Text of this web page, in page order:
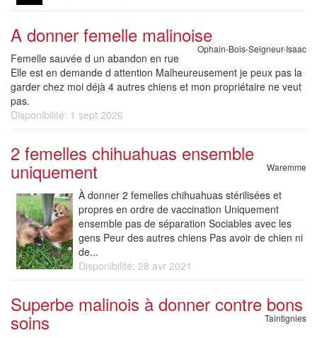
A donner femelle malinoise
Ophain-Bois-Seigneur-Isaac
Femelle sauvée d un abandon en rue
Elle est en demande d attention Malheureusement je peux pas la
garder chez moi déjà 4 autres chiens et mon propriétaire ne veut
pas.
Disponibilité: 1 sept 2026
2 femelles chihuahuas ensemble
uniquement Waremme
À donner 2 femelles chihuahuas stérilisées et
propres en ordre de vaccination Uniquement
ensemble pas de séparation Sociables avec les
gens Peur des autres chiens Pas avoir de chien ni
de...
Disponibilité: 28 avr 2021
Superbe malinois à donner contre bons
soins Taintignies